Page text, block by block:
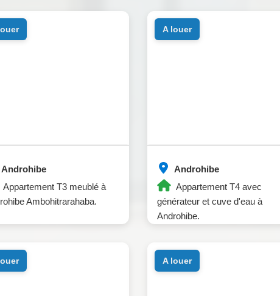
Androhibe
Appartement T3 meublé à
Ambohitrarahaba.
Androhibe
Appartement T4 avec
générateur et cuve d'eau à
Androhibe.
a louer
a louer